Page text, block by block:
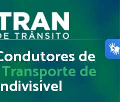
de
Transporte de